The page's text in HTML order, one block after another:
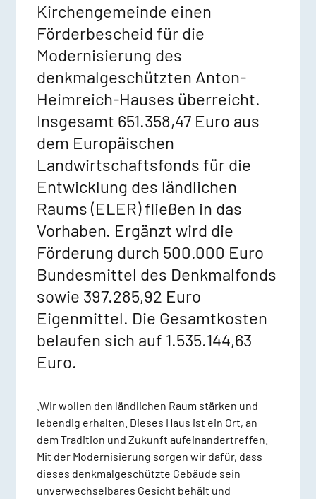
Kirchengemeinde einen
Förderbescheid für die
Modernisierung des
denkmalgeschützten Anton-
Heimreich-Hauses überreicht.
Insgesamt 651.358,47 Euro aus
dem Europäischen
Landwirtschaftsfonds für die
Entwicklung des ländlichen
Raums (ELER) fließen in das
Vorhaben. Ergänzt wird die
Förderung durch 500.000 Euro
Bundesmittel des Denkmalfonds
sowie 397.285,92 Euro
Eigenmittel. Die Gesamtkosten
belaufen sich auf 1.535.144,63
Euro.
„Wir wollen den ländlichen Raum stärken und
lebendig erhalten. Dieses Haus ist ein Ort, an
dem Tradition und Zukunft aufeinandertreffen.
Mit der Modernisierung sorgen wir dafür, dass
dieses denkmalgeschützte Gebäude sein
unverwechselbares Gesicht behält und